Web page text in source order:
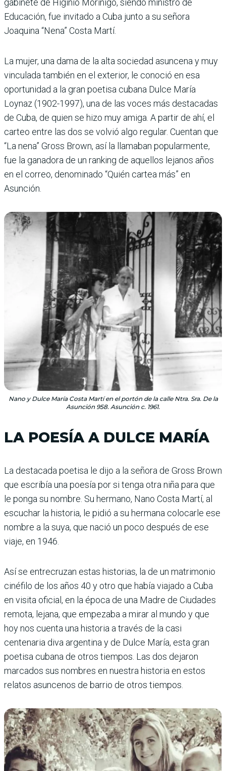
gabinete de Higinio Morínigo, siendo ministro de
Educación, fue invitado a Cuba junto a su señora
Joaquina “Nena” Costa Martí.
La mujer, una dama de la alta sociedad asuncena y muy
vinculada también en el exterior, le conoció en esa
oportunidad a la gran poetisa cubana Dulce María
Loynaz (1902-1997), una de las voces más destacadas
de Cuba, de quien se hizo muy amiga. A partir de ahí, el
carteo entre las dos se volvió algo regular. Cuentan que
“La nena” Gross Brown, así la llamaban popularmente,
fue la ganadora de un ranking de aquellos lejanos años
en el correo, denominado “Quién cartea más” en
Asunción.
Nano y Dulce María Costa Martí en el portón de la calle Ntra. Sra. De la
Asunción 958. Asunción c. 1961.
LA POESÍA A DULCE MARÍA
La destacada poetisa le dijo a la señora de Gross Brown
que escribía una poesía por si tenga otra niña para que
le ponga su nombre. Su hermano, Nano Costa Martí, al
escuchar la historia, le pidió a su hermana colocarle ese
nombre a la suya, que nació un poco después de ese
viaje, en 1946.
Así se entrecruzan estas historias, la de un matrimonio
cinéfilo de los años 40 y otro que había viajado a Cuba
en visita oficial, en la época de una Madre de Ciudades
remota, lejana, que empezaba a mirar al mundo y que
hoy nos cuenta una historia a través de la casi
centenaria diva argentina y de Dulce María, esta gran
poetisa cubana de otros tiempos. Las dos dejaron
marcados sus nombres en nuestra historia en estos
relatos asuncenos de barrio de otros tiempos.